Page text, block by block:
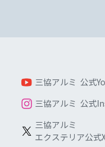
三協アルミ 公式
三協アルミ 公式
三協アルミ
エクステリア公式